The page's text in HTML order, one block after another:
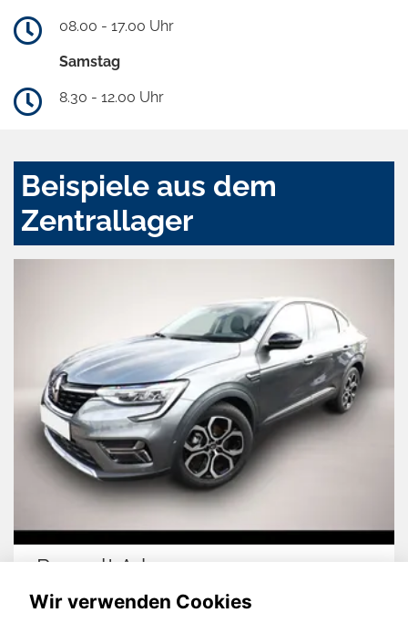
08.00 - 17.00 Uhr
Samstag
8.30 - 12.00 Uhr
Beispiele aus dem
Zentrallager
Renault Arkana
Wir verwenden Cookies